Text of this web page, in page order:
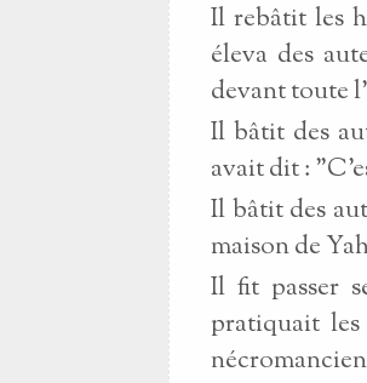
Il rebâtit les
éleva des
devant toute
Il bâtit des
avait dit :
Il bâtit des
maison de
Il fit passer
pratiquait